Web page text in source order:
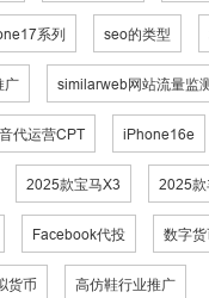
系列 seo的类型
广 similarweb网站流量监
代运营CPT iPhone16e
2025款宝马X3 2025
Facebook代投 数字
货币 高仿鞋行业推广